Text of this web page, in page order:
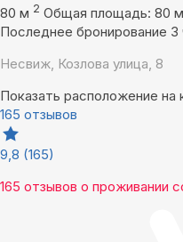
80 м 2 Общая площадь: 80 м
Последнее бронирование 3
Несвиж, Козлова улица, 8
Показать расположение на
165 отзывов
9,8 (165)
165 отзывов о проживании